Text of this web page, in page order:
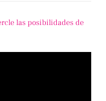
las posibilidades de